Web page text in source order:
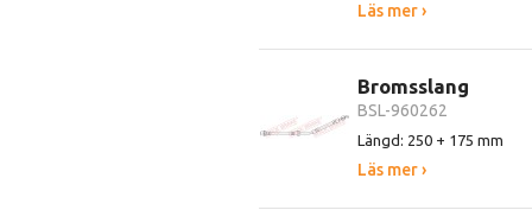
Läs mer ›
Bromsslang
BSL-960262
Längd: 250 + 175 mm
Läs mer ›